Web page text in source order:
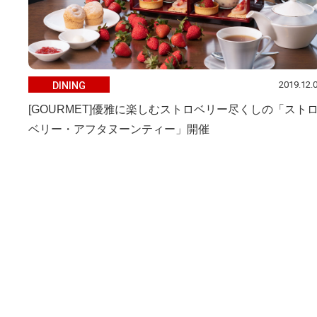
DINING
[GOURMET]優雅に楽しむストロベリー尽くしの「スト
ベリー・アフタヌーンティー」開催